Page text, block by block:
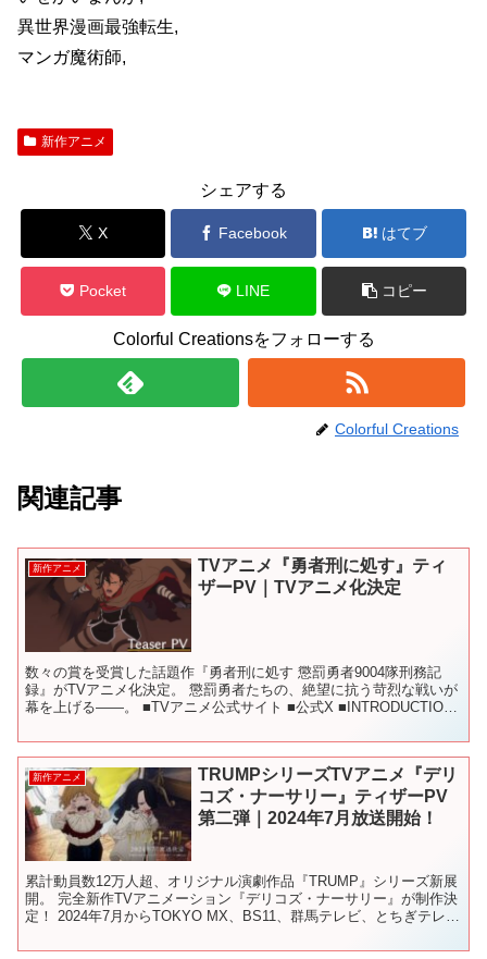
異世界漫画最強転生,
マンガ魔術師,
新作アニメ
シェアする
X Facebook はてブ
Pocket LINE コピー
Colorful Creationsをフォローする
Colorful Creations
関連記事
新作アニメ
TVアニメ『勇者刑に処す』ティ
ザーPV｜TVアニメ化決定
数々の賞を受賞した話題作『勇者刑に処す 懲罰勇者9004隊刑務記
録』がTVアニメ化決定。 懲罰勇者たちの、絶望に抗う苛烈な戦いが
幕を上げる――。 ■TVアニメ公式サイト ■公式X ■INTRODUCTION
新作アニメ
TRUMPシリーズTVアニメ『デリ
コズ・ナーサリー』ティザーPV
第二弾｜2024年7月放送開始！
累計動員数12万人超、オリジナル演劇作品『TRUMP』シリーズ新展
開。 完全新作TVアニメーション『デリコズ・ナーサリー』が制作決
定！ 2024年7月からTOKYO MX、BS11、群馬テレビ、とちぎテレ